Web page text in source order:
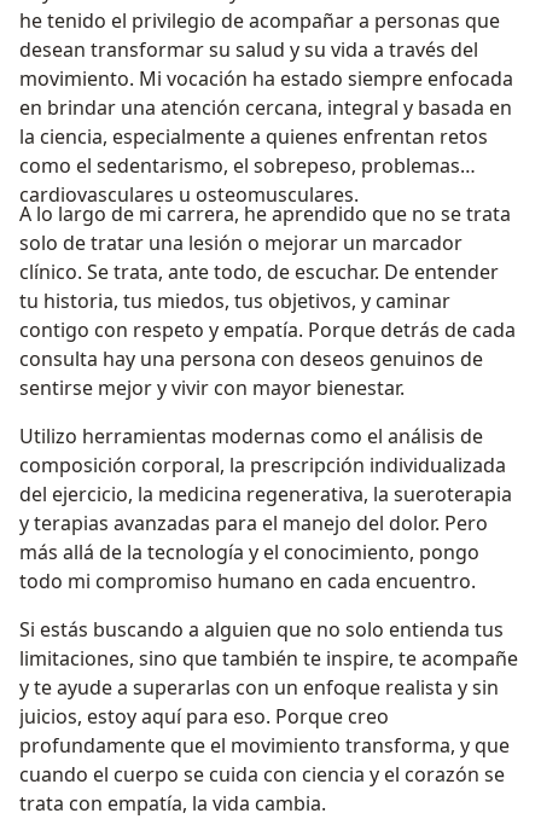
he tenido el privilegio de acompañar a personas que
desean transformar su salud y su vida a través del
movimiento. Mi vocación ha estado siempre enfocada
en brindar una atención cercana, integral y basada en
la ciencia, especialmente a quienes enfrentan retos
como el sedentarismo, el sobrepeso, problemas
cardiovasculares u osteomusculares.
A lo largo de mi carrera, he aprendido que no se trata
solo de tratar una lesión o mejorar un marcador
clínico. Se trata, ante todo, de escuchar. De entender
tu historia, tus miedos, tus objetivos, y caminar
contigo con respeto y empatía. Porque detrás de cada
consulta hay una persona con deseos genuinos de
sentirse mejor y vivir con mayor bienestar.
Utilizo herramientas modernas como el análisis de
composición corporal, la prescripción individualizada
del ejercicio, la medicina regenerativa, la sueroterapia
y terapias avanzadas para el manejo del dolor. Pero
más allá de la tecnología y el conocimiento, pongo
todo mi compromiso humano en cada encuentro.
Si estás buscando a alguien que no solo entienda tus
limitaciones, sino que también te inspire, te acompañe
y te ayude a superarlas con un enfoque realista y sin
juicios, estoy aquí para eso. Porque creo
profundamente que el movimiento transforma, y que
cuando el cuerpo se cuida con ciencia y el corazón se
trata con empatía, la vida cambia.